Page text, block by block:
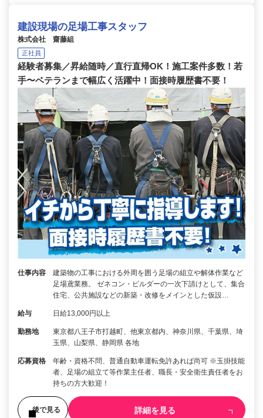
建設現場の足場工事スタッフ
株式会社 齋藤組
正社員
経験者募集／昇給随時／直行直帰OK！施工案件多数！若
手〜ベテランまで幅広く活躍中！面接時履歴書不要！
仕事内容
建築物の工事における外周を囲う足場の組立や解体作業など
足場鳶業務。 ゼネコン・ビルダーの一次下請けとして、集合
住宅、公共施設などの新築・改修をメインとした仮設…
給与 日給13,000円以上
勤務地
東京都八王子市打越町、他東京都内、神奈川県、千葉県、埼
玉県、山梨県、静岡県 各地
応募資格
年齢・資格不問、普通自動車運転免許あれば尚可 ※玉掛技能
者、足場の組立て等作業主任者、職長・安全衛生責任者をお
持ちの方大歓迎！
後で見る 詳細を見る